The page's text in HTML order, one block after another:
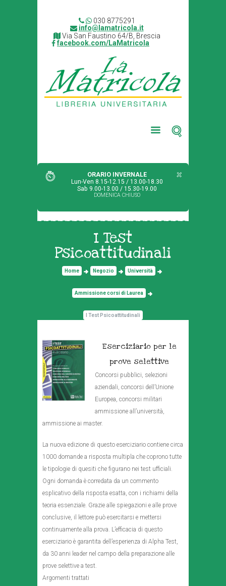
030 8775291
info@lamatricola.it
Via San Faustino 64/B, Brescia
facebook.com/LaMatricola
ORARIO INVERNALE
Lun-Ven 8.15-12.15 / 13.00-18.30
Sab 9.00-13.00 / 15.30-19.00
DOMENICA CHIUSO
I Test
Psicoattitudinali
Home Negozio Università
Ammissione corsi di Laurea
I Test Psicoattitudinali
Eserciziario per le
prove selettive
Concorsi pubblici, selezioni
aziendali, concorsi dell’Unione
Europea, concorsi militari
ammissione all’università,
ammissione ai master.
La nuova edizione di questo eserciziario contiene circa
1000 domande a risposta multipla che coprono tutte
le tipologie di quesiti che figurano nei test ufficiali.
Ogni domanda è corredata da un commento
esplicativo della risposta esatta, con i richiami della
teoria essenziale. Grazie alle spiegazioni e alle prove
conclusive, il lettore può esercitarsi e mettersi
continuamente alla prova. L’efficacia di questo
eserciziario è garantita dell’esperienza di Alpha Test,
da 30 anni leader nel campo della preparazione alle
prove selettive a test.
Argomenti trattati